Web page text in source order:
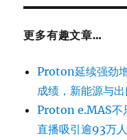
更多有趣文章…
Proton延续强劲
成绩，新能源与
Proton e.MAS不
直播吸引逾93万